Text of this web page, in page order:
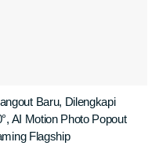
Baru, Dilengkapi
AI Motion Photo Popout
Flagship